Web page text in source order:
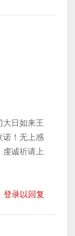
大日如来王
诺！无上感
虔诚祈请上
登录以回复